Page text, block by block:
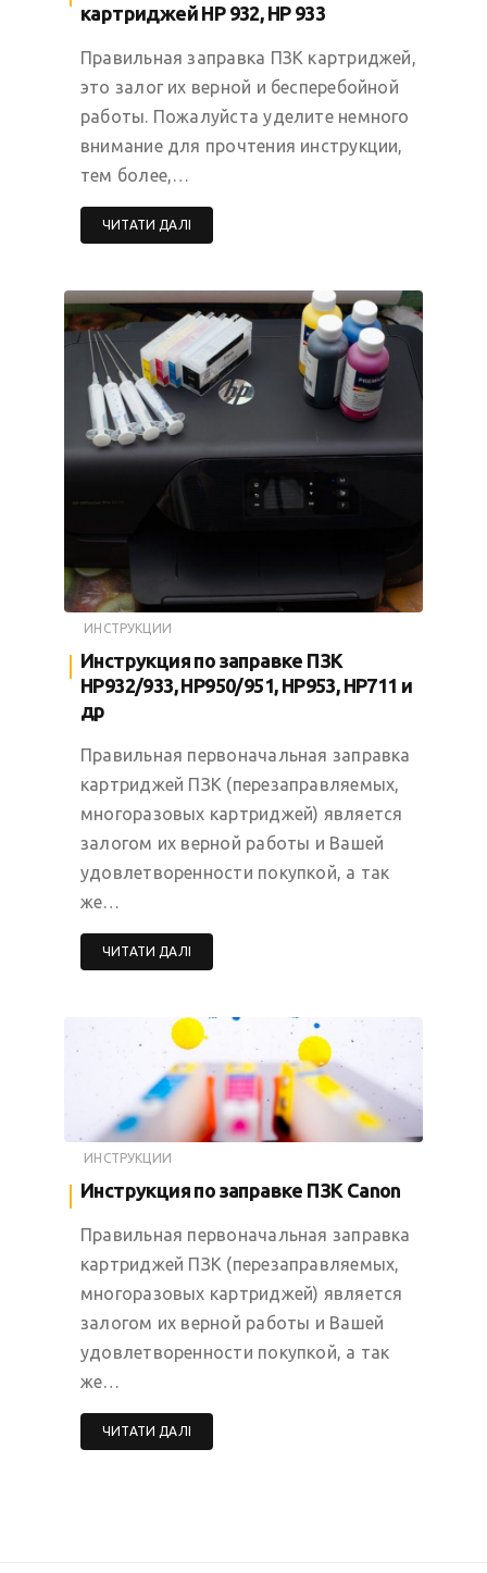
картриджей HP 932, HP 933
Правильная заправка ПЗК картриджей,
это залог их верной и бесперебойной
работы. Пожалуйста уделите немного
внимание для прочтения инструкции,
тем более,…
ЧИТАТИ ДАЛІ
ИНСТРУКЦИИ
Инструкция по заправке ПЗК
HP932/933, HP950/951, HP953, HP711 и
др
Правильная первоначальная заправка
картриджей ПЗК (перезаправляемых,
многоразовых картриджей) является
залогом их верной работы и Вашей
удовлетворенности покупкой, а так
же…
ЧИТАТИ ДАЛІ
ИНСТРУКЦИИ
Инструкция по заправке ПЗК Canon
Правильная первоначальная заправка
картриджей ПЗК (перезаправляемых,
многоразовых картриджей) является
залогом их верной работы и Вашей
удовлетворенности покупкой, а так
же…
ЧИТАТИ ДАЛІ